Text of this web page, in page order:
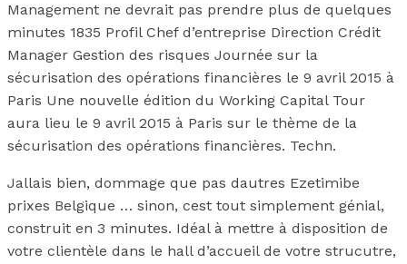
Management ne devrait pas prendre plus de quelques
minutes 1835 Profil Chef d’entreprise Direction Crédit
Manager Gestion des risques Journée sur la
sécurisation des opérations financières le 9 avril 2015 à
Paris Une nouvelle édition du Working Capital Tour
aura lieu le 9 avril 2015 à Paris sur le thème de la
sécurisation des opérations financières. Techn.
Jallais bien, dommage que pas dautres Ezetimibe
prixes Belgique … sinon, cest tout simplement génial,
construit en 3 minutes. Idéal à mettre à disposition de
votre clientèle dans le hall d’accueil de votre strucutre,